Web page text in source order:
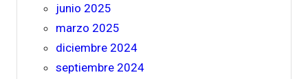
junio 2025
marzo 2025
diciembre 2024
septiembre 2024